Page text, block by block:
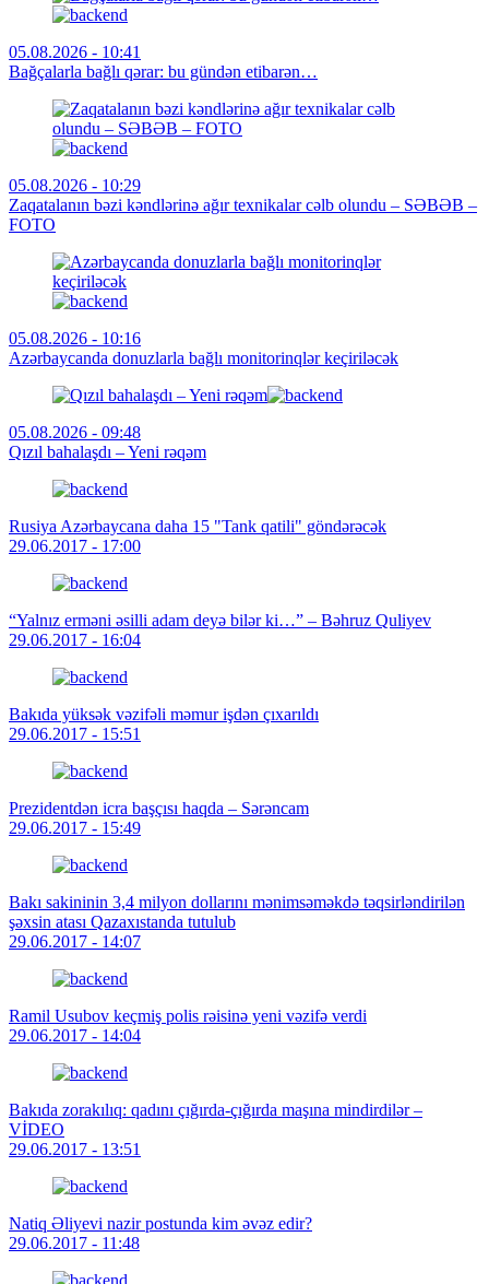
05.08.2026 - 10:41
Bağçalarla bağlı qərar: bu gündən etibarən…
05.08.2026 - 10:29
Zaqatalanın bəzi kəndlərinə ağır texnikalar cəlb olundu – SƏBƏB –
FOTO
05.08.2026 - 10:16
Azərbaycanda donuzlarla bağlı monitorinqlər keçiriləcək
05.08.2026 - 09:48
Qızıl bahalaşdı – Yeni rəqəm
Rusiya Azərbaycana daha 15 "Tank qatili" göndərəcək
29.06.2017 - 17:00
“Yalnız erməni əsilli adam deyə bilər ki…” – Bəhruz Quliyev
29.06.2017 - 16:04
Bakıda yüksək vəzifəli məmur işdən çıxarıldı
29.06.2017 - 15:51
Prezidentdən icra başçısı haqda – Sərəncam
29.06.2017 - 15:49
Bakı sakininin 3,4 milyon dollarını mənimsəməkdə təqsirləndirilən
şəxsin atası Qazaxıstanda tutulub
29.06.2017 - 14:07
Ramil Usubov keçmiş polis rəisinə yeni vəzifə verdi
29.06.2017 - 14:04
Bakıda zorakılıq: qadını çığırda-çığırda maşına mindirdilər –
VİDEO
29.06.2017 - 13:51
Natiq Əliyevi nazir postunda kim əvəz edir?
29.06.2017 - 11:48